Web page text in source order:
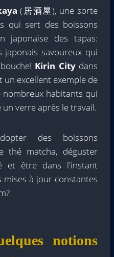
(居酒屋), une sorte
qui sert des boissons
japonaise des tapas:
savoureux qui
Kirin City dans
excellent exemple de
nombreux habitants qui
verre après le travail.
des boissons
thé matcha, déguster
et être dans l'instant
à jour constantes
notions